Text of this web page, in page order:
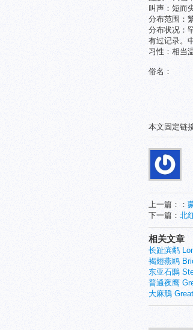
叫声：短而
分布范围：
分布状况：
有过记录。
习性：相当
俗名：
本文固定链
上一篇：：
下一篇： 北
相关文章
长趾滨鹬
褐翅燕鸥
东亚石䳭
普通夜鹰
大麻鳽